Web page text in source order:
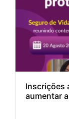
Inscrições
aumentar